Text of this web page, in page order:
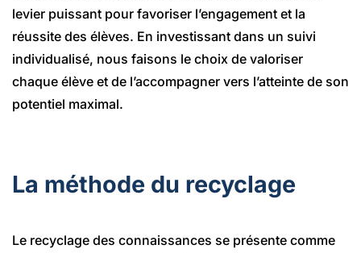
levier puissant pour favoriser l’engagement et la
réussite des élèves. En investissant dans un suivi
individualisé, nous faisons le choix de valoriser
chaque élève et de l’accompagner vers l’atteinte de son
potentiel maximal.
La méthode du recyclage
Le recyclage des connaissances se présente comme